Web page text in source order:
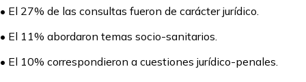
• El 27% de las consultas fueron de carácter jurídico.
• El 11% abordaron temas socio-sanitarios.
• El 10% correspondieron a cuestiones jurídico-penales.